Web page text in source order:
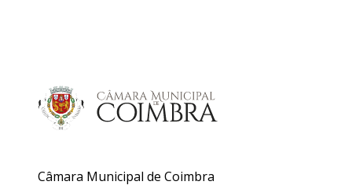
Câmara Municipal de Coimbra